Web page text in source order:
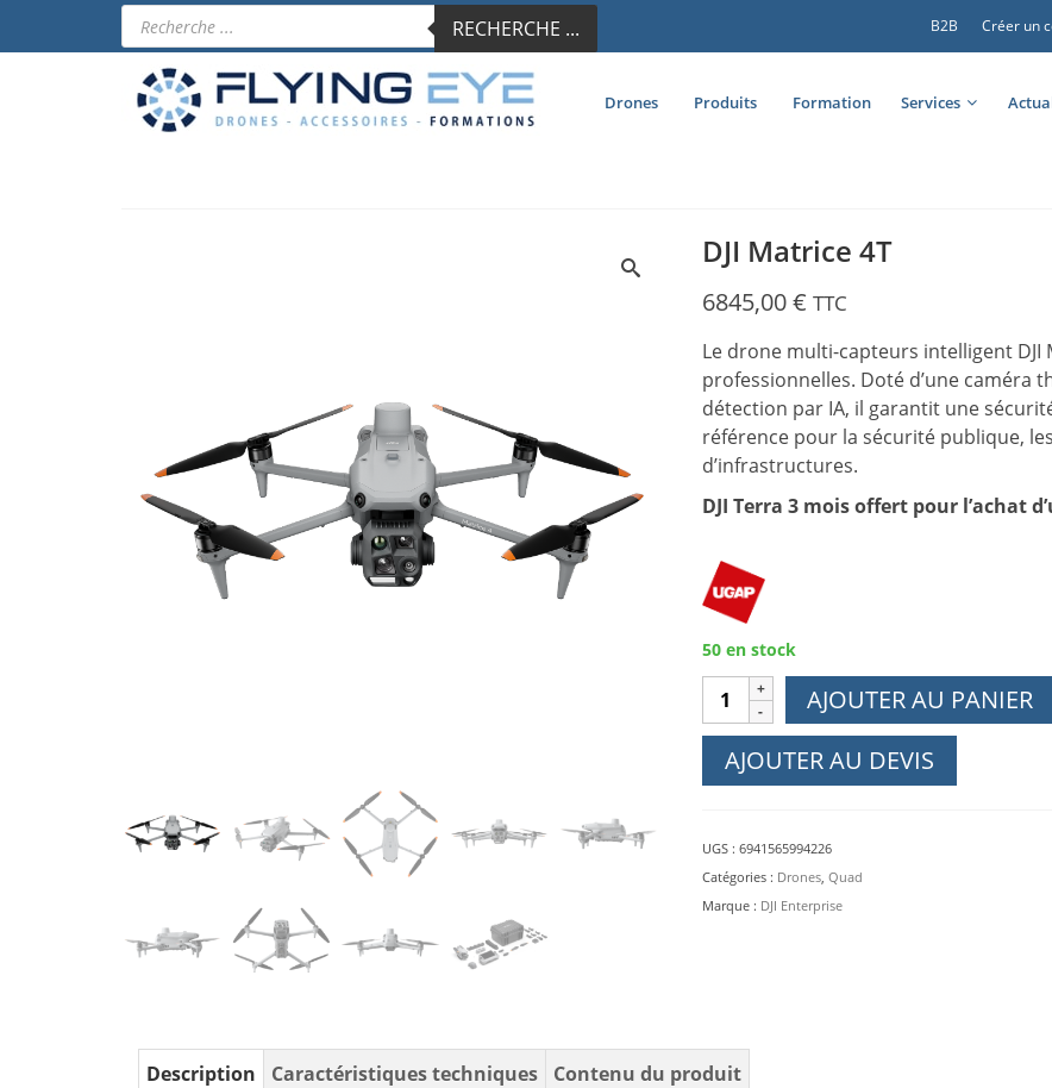
B2B Créer un
Recherche
de
produits
RECHERCHE ...
Drones Produits Formation Services
DJI Matrice 4T
6845,00€ TTC
Le drone multi-capteurs intelligent DJI
professionnelles. Doté d’une caméra
détection par IA, il garantit une
référence pour la sécurité publique,
d’infrastructures.
DJI Terra 3 mois offert pour l’achat
50 en stock
quantité
de
Matrice
AJOUTER AU PANIER
AJOUTER AU DEVIS
UGS : 6941565994226
Catégories : Drones, Quad
Marque : DJI Enterprise
Description Caractéristiques techniques Contenu du produit